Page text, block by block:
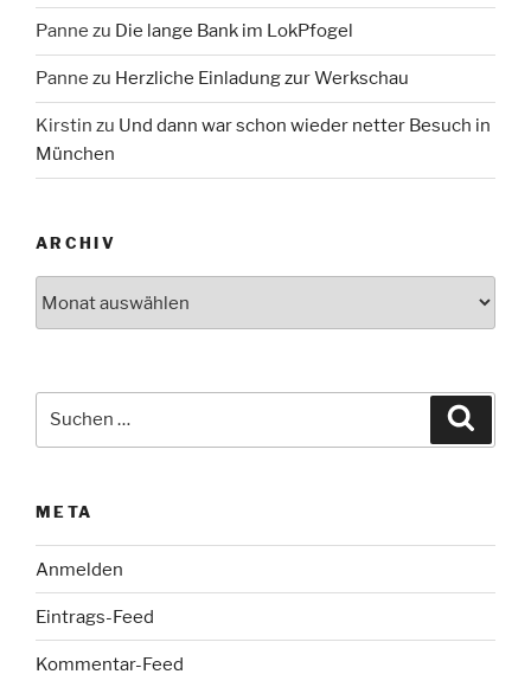
Panne zu Die lange Bank im LokPfogel
Panne zu Herzliche Einladung zur Werkschau
Kirstin zu Und dann war schon wieder netter Besuch in
München
ARCHIV
META
Anmelden
Eintrags-Feed
Kommentar-Feed